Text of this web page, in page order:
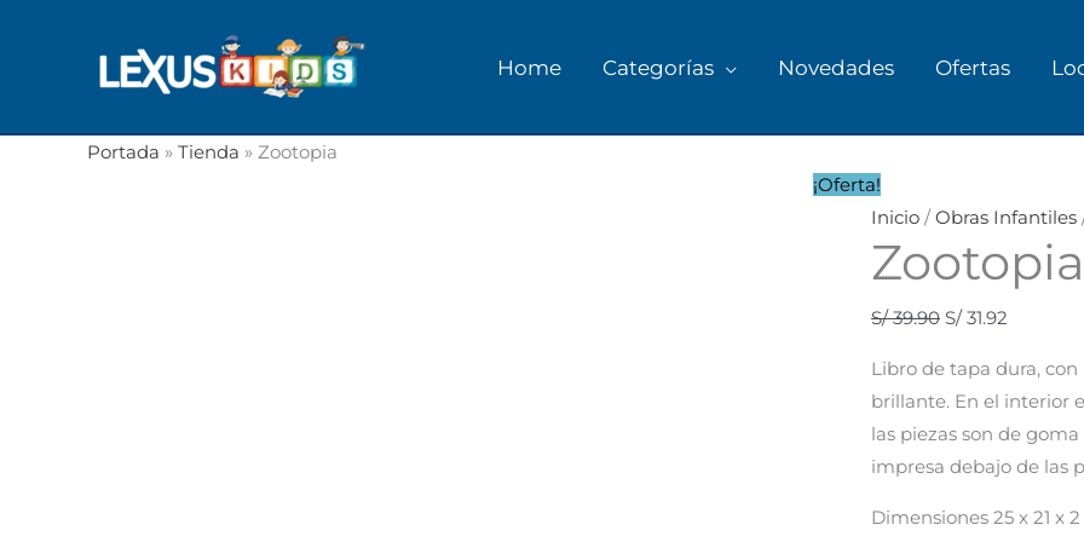
Home Categorías Novedades Ofertas
Portada » Tienda » Zootopia
¡Oferta!
Inicio /Obras Infantiles
Zootopia
S/39.90 S/31.92
Libro de tapa dura,
brillante. En el interior
las piezas son de
impresa debajo de las
Dimensiones 25 x 21 x 2